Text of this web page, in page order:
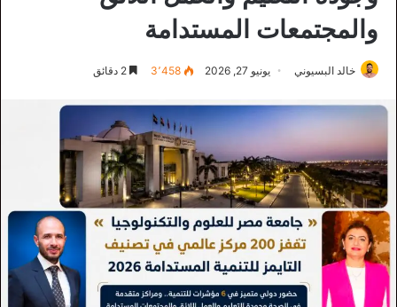
والمجتمعات المستدامة
خالد البسيوني يونيو 27, 2026 3٬458